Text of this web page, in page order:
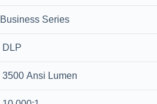
Business Series
DLP
3500 Ansi Lumen